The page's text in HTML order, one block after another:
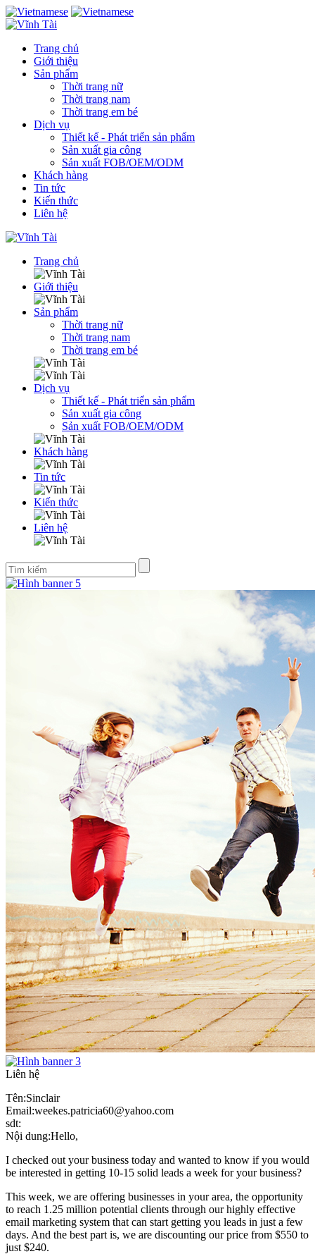
Trang chủ
Giới thiệu
Sản phẩm
Thời trang nữ
Thời trang nam
Thời trang em bé
Dịch vụ
Thiết kế - Phát triển sản phẩm
Sản xuất gia công
Sản xuất FOB/OEM/ODM
Khách hàng
Tin tức
Kiến thức
Liên hệ
Trang chủ
Giới thiệu
Sản phẩm
Thời trang nữ
Thời trang nam
Thời trang em bé
Dịch vụ
Thiết kế - Phát triển sản phẩm
Sản xuất gia công
Sản xuất FOB/OEM/ODM
Khách hàng
Tin tức
Kiến thức
Liên hệ
Liên hệ
Tên:Sinclair
Email:weekes.patricia60@yahoo.com
sdt:
Nội dung:Hello,
I checked out your business today and wanted to know if you would
be interested in getting 10-15 solid leads a week for your business?
This week, we are offering businesses in your area, the opportunity
to reach 1.25 million potential clients through our highly effective
email marketing system that can start getting you leads in just a few
days. And the best part is, we are discounting our price from $550 to
just $240.